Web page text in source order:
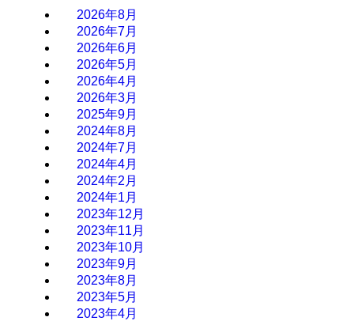
2026年8月
2026年7月
2026年6月
2026年5月
2026年4月
2026年3月
2025年9月
2024年8月
2024年7月
2024年4月
2024年2月
2024年1月
2023年12月
2023年11月
2023年10月
2023年9月
2023年8月
2023年5月
2023年4月